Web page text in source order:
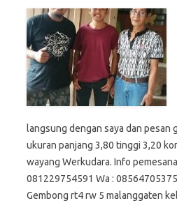
langsung dengan saya dan pesan
ukuran panjang 3,80 tinggi 3,20
wayang Werkudara. Info
081229754591 Wa :
Gembong rt4 rw 5 malanggaten